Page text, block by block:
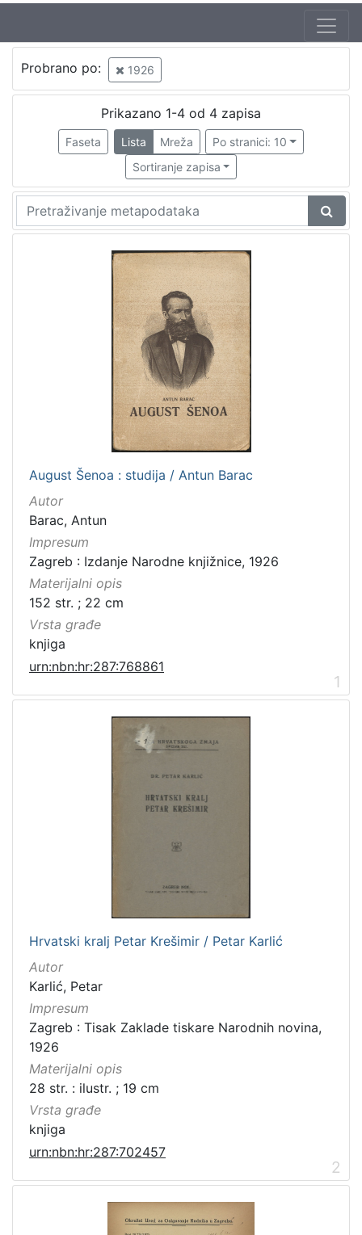
Jezik
hrvatski
Nakladnička
cjelina
Obitelji Šubić, Zrinski i Frankopan
Probrano po: 1926
Prikazano 1-4 od 4 zapisa
Faseta Lista Mreža
Po stranici: 10
Sortiranje zapisa
August Šenoa : studija / Antun Barac
Autor
Barac, Antun
Impresum
Zagreb : Izdanje Narodne knjižnice, 1926
Materijalni opis
152 str. ; 22 cm
Vrsta građe
knjiga
urn:nbn:hr:287:768861
1
Hrvatski kralj Petar Krešimir / Petar Karlić
Autor
Karlić, Petar
Impresum
Zagreb : Tisak Zaklade tiskare Narodnih novina,
1926
Materijalni opis
28 str. : ilustr. ; 19 cm
Vrsta građe
knjiga
urn:nbn:hr:287:702457
2